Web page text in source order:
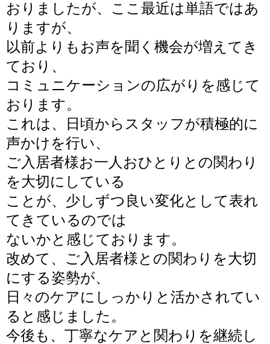
おりましたが、ここ最近は単語ではあ
りますが、
以前よりもお声を聞く機会が増えてき
ており、
コミュニケーションの広がりを感じて
おります。
これは、日頃からスタッフが積極的に
声かけを行い、
ご入居者様お一人おひとりとの関わり
を大切にしている
ことが、少しずつ良い変化として表れ
てきているのでは
ないかと感じております。
改めて、ご入居者様との関わりを大切
にする姿勢が、
日々のケアにしっかりと活かされてい
ると感じました。
今後も、丁寧なケアと関わりを継続し